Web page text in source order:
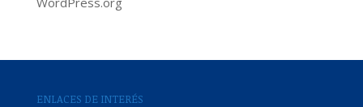
ENLACES DE INTERÉS